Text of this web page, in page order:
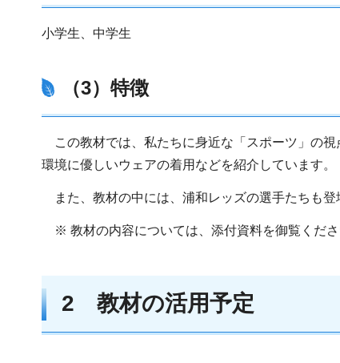
小学生、中学生
（3）特徴
この教材では、私たちに身近な「スポーツ」の
環境に優しいウェアの着用などを紹介しています。
また、教材の中には、浦和レッズの選手たちも登
※ 教材の内容については、添付資料を御覧くださ
2 教材の活用予定